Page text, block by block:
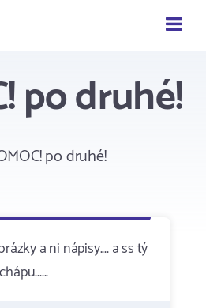
po druhé!
po druhé!
a ni nápisy.... a ss tý